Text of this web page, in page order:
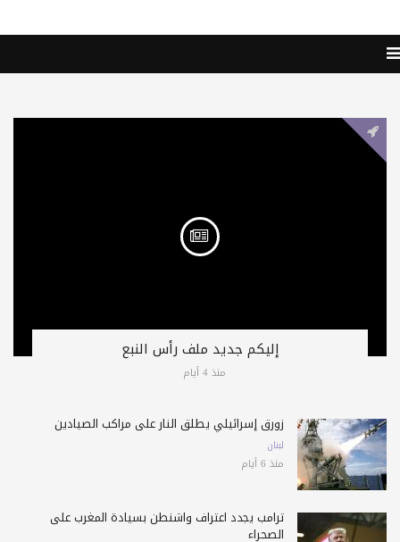
إليكم جديد ملف رأس النبع
منذ 4 أيام
زورق إسرائيلي يطلق النار على مراكب الصيادين
لبنان
منذ 6 أيام
ترامب يجدد اعتراف واشنطن بسيادة المغرب على
الصحراء